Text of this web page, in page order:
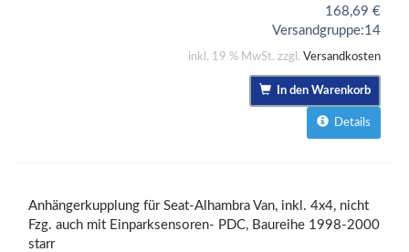
168,69 €
Versandgruppe:14
inkl. 19 % MwSt. zzgl. Versandkosten
In den Warenkorb
Details
Anhängerkupplung für Seat-Alhambra Van, inkl. 4x4, nicht
Fzg. auch mit Einparksensoren- PDC, Baureihe 1998-2000
starr